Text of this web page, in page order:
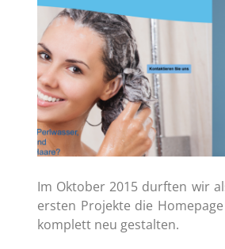
Im Oktober 2015 durften wir
ersten Projekte die
komplett neu gestalten.